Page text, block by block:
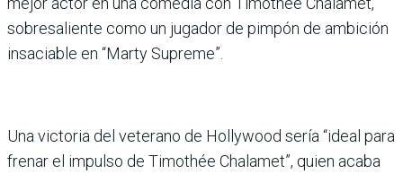
sobresaliente como un jugador de pimpón de ambición
insaciable en “Marty Supreme”.
Una victoria del veterano de Hollywood sería “ideal para
frenar el impulso de Timothée Chalamet”, quien acaba